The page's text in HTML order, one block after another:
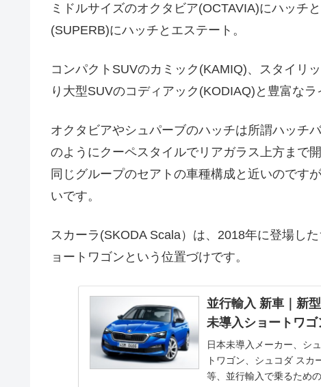
ミドルサイズのオクタビア(OCTAVIA)にハッチ
(SUPERB)にハッチとエステート。
コンパクトSUVのカミック(KAMIQ)、スタイリ
り大型SUVのコディアック(KODIAQ)と豊富なラ
オクタビアやシュパーブのハッチは所謂ハッチ
のようにクーペスタイルでリアガラス上方まで開
同じグループのセアトの車種構成と近いのです
いです。
スカーラ(SKODA Scala）は、2018年に登場し
ョートワゴンという位置づけです。
並行輸入 新車｜新
未導入ショートワゴ
日本未導入メーカー、シ
トワゴン、シュコダ ス
等、並行輸入で乗るため